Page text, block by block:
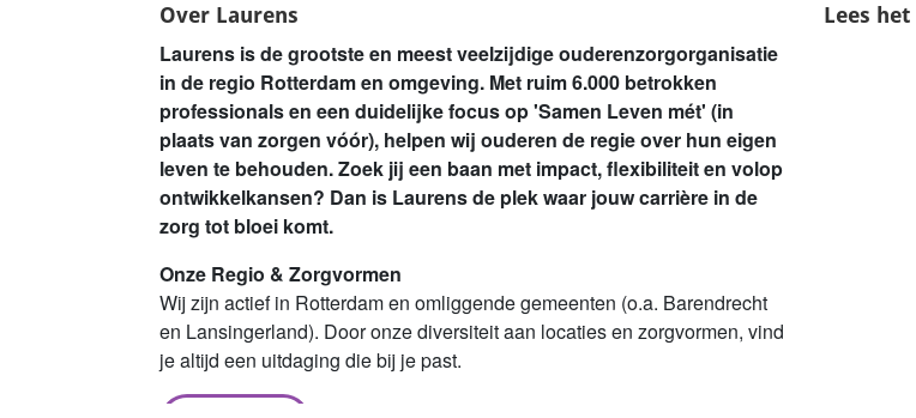
Over Laurens
Laurens is de grootste en meest veelzijdige ouderenzorgorganisatie
in de regio Rotterdam en omgeving. Met ruim 6.000 betrokken
professionals en een duidelijke focus op 'Samen Leven mét' (in
plaats van zorgen vóór), helpen wij ouderen de regie over hun eigen
leven te behouden. Zoek jij een baan met impact, flexibiliteit en volop
ontwikkelkansen? Dan is Laurens de plek waar jouw carrière in de
zorg tot bloei komt.
Onze Regio & Zorgvormen
Wij zijn actief in Rotterdam en omliggende gemeenten (o.a. Barendrecht
en Lansingerland). Door onze diversiteit aan locaties en zorgvormen, vind
je altijd een uitdaging die bij je past.
Lees het